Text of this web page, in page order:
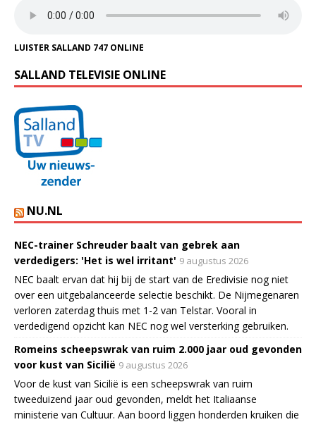
LUISTER SALLAND 747 ONLINE
SALLAND TELEVISIE ONLINE
NU.NL
NEC-trainer Schreuder baalt van gebrek aan
verdedigers: 'Het is wel irritant' 9 augustus 2026
NEC baalt ervan dat hij bij de start van de Eredivisie nog niet
over een uitgebalanceerde selectie beschikt. De Nijmegenaren
verloren zaterdag thuis met 1-2 van Telstar. Vooral in
verdedigend opzicht kan NEC nog wel versterking gebruiken.
Romeins scheepswrak van ruim 2.000 jaar oud gevonden
voor kust van Sicilië 9 augustus 2026
Voor de kust van Sicilië is een scheepswrak van ruim
tweeduizend jaar oud gevonden, meldt het Italiaanse
ministerie van Cultuur. Aan boord liggen honderden kruiken die